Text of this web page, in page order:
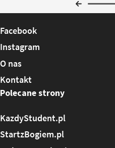
Facebook
Instagram
O nas
Kontakt
Polecane strony
KazdyStudent.pl
StartzBogiem.pl